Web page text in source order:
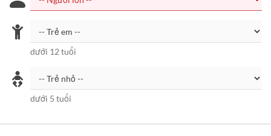
dưới 12 tuổi
dưới 5 tuổi